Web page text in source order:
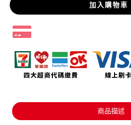
加入購物車
商品描述